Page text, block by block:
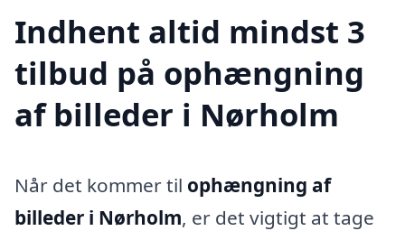
Indhent altid mindst 3
tilbud på ophængning
af billeder i Nørholm
Når det kommer til ophængning af
billeder i Nørholm, er det vigtigt at tage